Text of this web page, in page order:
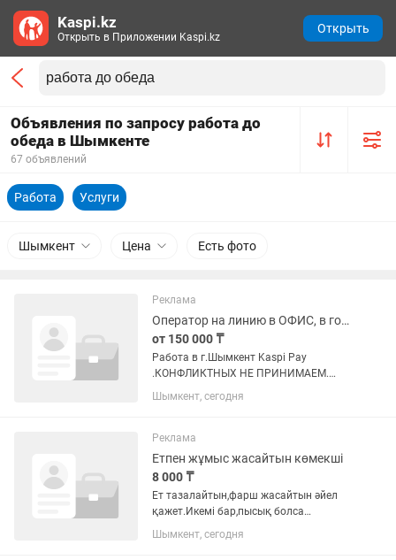
Объявления по запросу работа до
обеда в Шымкенте
67 объявлений
Работа Услуги
Шымкент Цена Есть фото
Реклама
Оператор на линию в ОФИС, в городе Шымкент
от 150 000 ₸
Работа в г.Шымкент Kaspi Pay
.КОНФЛИКТНЫХ НЕ ПРИНИМАЕМ.
.ПРИНИМАЕМ ОТ 18 ЛЕТ. .СТУДЕНТОВ,
ЗАОЧНИКОВ НЕ ПРИНИМАЕМ. .С
ПРИНИМАЕМ. ЗНАНИЕ КАЗАХСКОГО И
РУССКОГО ЯЗЫКА. ПРОСЬБА,...
Шымкент, сегодня
Реклама
Етпен жұмыс жасайтын көмекші
8 000 ₸
Ет тазалайтын,фарш жасайтын әйел
қажет.Икемі бар,пысық болса
болды,жасы маңызды емес.студент
болса да болады.50жасқа дейін!!!!
Шымкент, сегодня
Kaspi.kz
Открыть в Приложении Kaspi.kz
Открыть